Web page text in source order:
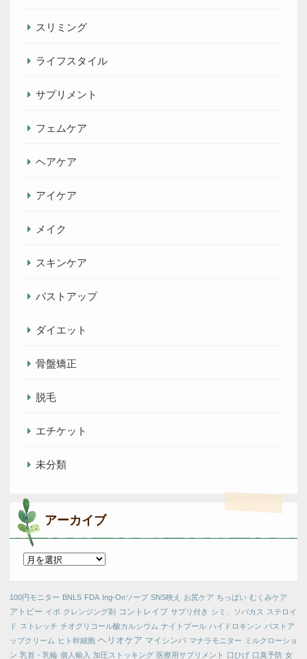
スリミング
ライフスタイル
サプリメント
フェムケア
ヘアケア
アイケア
メイク
スキンケア
バストアップ
ダイエット
骨盤矯正
脱毛
エチケット
未分類
アーカイブ
ア
イ
ブ
100円モニター BNLS FDA Ing-Onソープ SNS映え お尻ケア ちっぱい むくみケア
アトピー イボ クレンジング剤 コントレイブ サプリ付き シミ、ソバカス
ステロイ
ド ストレッチ チオグリコール酸カルシウム ナイトプール ハイドロキンン バストア
ップクリーム ヒト幹細胞 ヘリオケア マイシンバ マナラモニター
ミルクローショ
ン 乳首・乳輪 個人輸入 加圧ストッキング 医療用サプリメント 口ひげ 口臭予防 女